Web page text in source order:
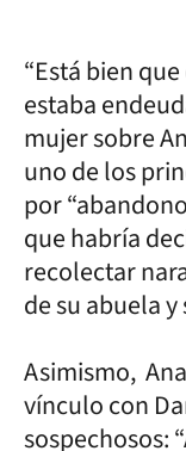
“Está bien
estaba
mujer sobre
uno de los
por
que habría
recolectar
de su abuela
Asimismo,
vínculo con
sospechosos: